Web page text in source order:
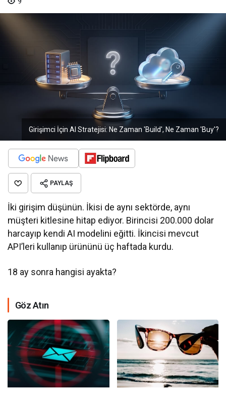
Girişimci İçin AI Stratejisi: Ne Zaman 'Build', Ne Zaman 'Buy'?
PAYLAŞ
İki girişim düşünün. İkisi de aynı sektörde, aynı
müşteri kitlesine hitap ediyor. Birincisi 200.000 dolar
harcayıp kendi AI modelini eğitti. İkincisi mevcut
API’leri kullanıp ürününü üç haftada kurdu.
18 ay sonra hangisi ayakta?
Göz Atın